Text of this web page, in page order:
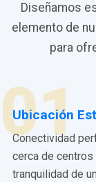
Diseñamos
elemento de
para
01
Ubicación
Conectividad
cerca de
tranquilidad de